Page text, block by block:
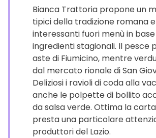
Bianca Trattoria propone un
tipici della tradizione romana
interessanti fuori menù in
ingredienti stagionali. Il pesce
aste di Fiumicino, mentre
dal mercato rionale di San
Deliziosi i ravioli di coda alla
anche le polpette di bollito
da salsa verde. Ottima la
presta una particolare
produttori del Lazio.